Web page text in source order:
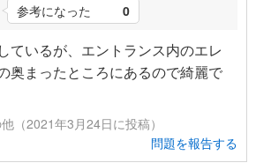
参考になった 0
ているが、エントランス内のエレ
奥まったところにあるので綺麗で
（2021年3月24日に投稿）
問題を報告する